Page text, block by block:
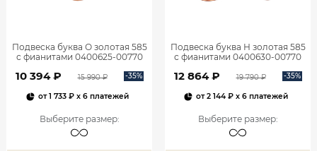
Подвеска буква О золотая 585
с фианитами 0400625-00770
10 394 ₽ 15 990 ₽ -35%
от1 733 ₽ x 6 платежей
Выберите размер:
Подвеска буква Н золотая 585
с фианитами 0400630-00770
12 864 ₽ 19 790 ₽ -35%
от2 144 ₽ x 6 платежей
Выберите размер: